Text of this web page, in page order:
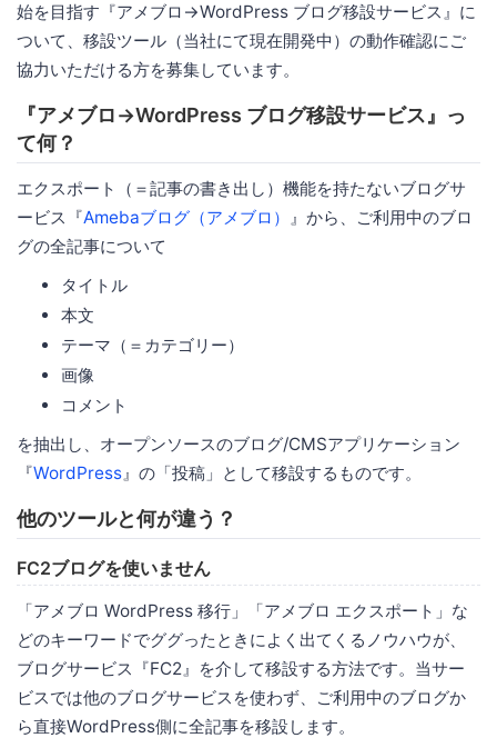
始を目指す『アメブロ→WordPress ブログ移設サービス』に
ついて、移設ツール（当社にて現在開発中）の動作確認にご
協力いただける方を募集しています。
『アメブロ→WordPress ブログ移設サービス』っ
て何？
エクスポート（＝記事の書き出し）機能を持たないブログサ
ービス『Amebaブログ（アメブロ） 』から、ご利用中のブロ
グの全記事について
タイトル
本文
テーマ（＝カテゴリー）
画像
コメント
を抽出し、オープンソースのブログ/CMSアプリケーション
『WordPress』の「投稿」として移設するものです。
他のツールと何が違う？
FC2ブログを使いません
「アメブロ WordPress 移行」「アメブロ エクスポート」な
どのキーワードでググったときによく出てくるノウハウが、
ブログサービス『FC2』を介して移設する方法です。当サー
ビスでは他のブログサービスを使わず、ご利用中のブログか
ら直接WordPress側に全記事を移設します。